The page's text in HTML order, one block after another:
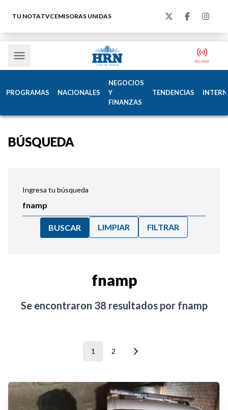
TU NOTATVCEMISORAS UNIDAS
PROGRAMAS NACIONALES
NEGOCIOS
Y
FINANZAS
TENDENCIAS
BÚSQUEDA
Ingresa tu búsqueda
BUSCAR LIMPIAR FILTRAR
fnamp
Se encontraron 38 resultados por fnamp
1 2